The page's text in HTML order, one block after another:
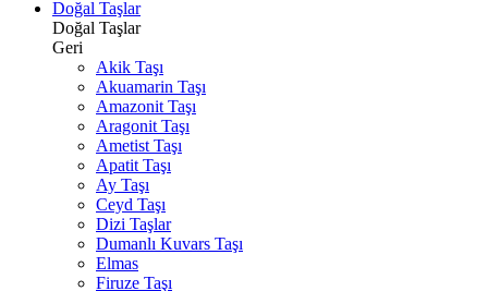
Doğal Taşlar
Doğal Taşlar
Geri
Akik Taşı
Akuamarin Taşı
Amazonit Taşı
Aragonit Taşı
Ametist Taşı
Apatit Taşı
Ay Taşı
Ceyd Taşı
Dizi Taşlar
Dumanlı Kuvars Taşı
Elmas
Firuze Taşı